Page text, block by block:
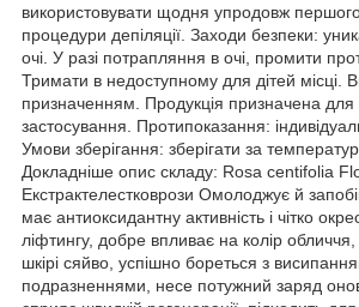
використовувати щодня упродовж
процедури депіляції. Заходи безпеки:
очі. У разі потрапляння в очі, промити
Тримати в недоступному для дітей місці.
призначенням. Продукція призначена для
застосування. Протипоказання:
Умови зберігання: зберігати за
Докладніше опис складу: Rosa centifolia
Екстрактелестковрози Омолоджує й
має антиоксидантну активність і чітко
ліфтингу, добре впливає на колір
шкірі сяйво, успішно бореться з
подразненнями, несе потужний заряд